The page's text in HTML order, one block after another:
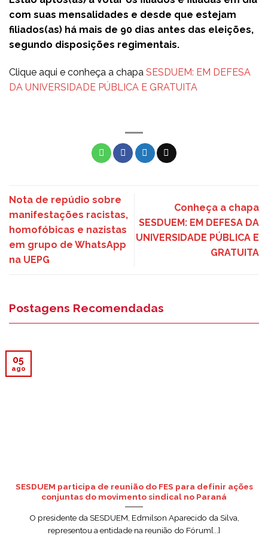
com suas mensalidades e desde que estejam
filiados(as) há mais de 90 dias antes das eleições,
segundo disposições regimentais.
Clique aqui e conheça a chapa SESDUEM: EM DEFESA
DA UNIVERSIDADE PÚBLICA E GRATUITA
Nota de repúdio sobre
manifestações racistas,
homofóbicas e nazistas
em grupo de WhatsApp
na UEPG
Conheça a chapa
SESDUEM: EM DEFESA DA
UNIVERSIDADE PÚBLICA E
GRATUITA
Postagens Recomendadas
SESDUEM participa de reunião do FES para definir ações
conjuntas do movimento sindical no Paraná
O presidente da SESDUEM, Edmilson Aparecido da Silva,
representou a entidade na reunião do Fórum[...]
05
ago